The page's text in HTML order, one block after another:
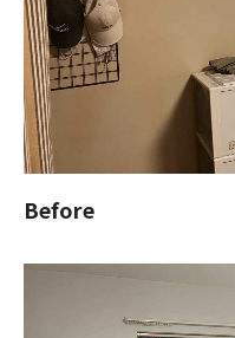
Before